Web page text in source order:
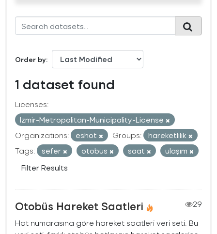
Order by
1 dataset found
Licenses:
Izmir-Metropolitan-Municipality-License
Organizations:
eshot Groups:
hareketlilik
Tags:
sefer otobüs saat
ulaşım
Filter Results
Otobüs Hareket Saatleri
29
Hat numarasına göre hareket saatleri veri seti. Bu